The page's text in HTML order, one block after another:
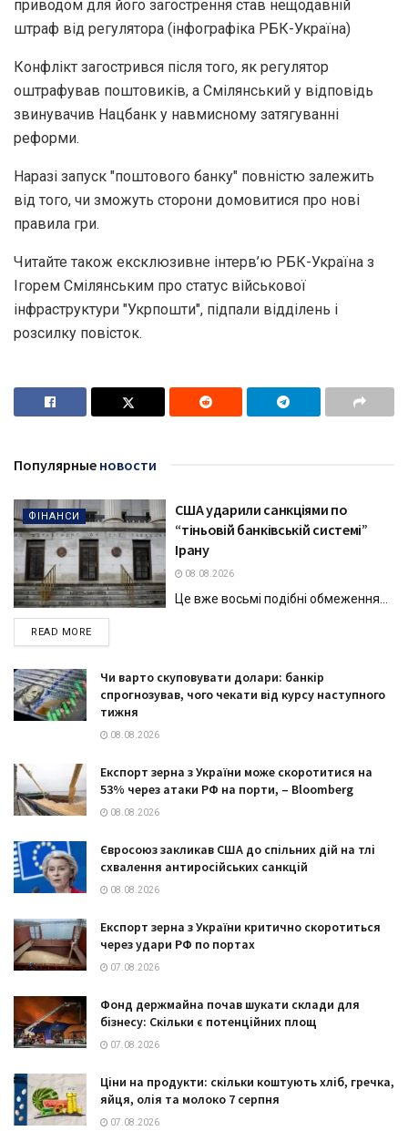
приводом для його загострення став нещодавній
штраф від регулятора (інфографіка РБК-Україна)
Конфлікт загострився після того, як регулятор
оштрафував поштовиків, а Смілянський у відповідь
звинувачив Нацбанк у навмисному затягуванні
реформи.
Наразі запуск "поштового банку" повністю залежить
від того, чи зможуть сторони домовитися про нові
правила гри.
Читайте також ексклюзивне інтерв’ю РБК-Україна з
Ігорем Смілянським про статус військової
інфраструктури "Укрпошти", підпали відділень і
розсилку повісток.
Популярные новости
ФІНАНСИ
США ударили санкціями по
“тіньовій банківській системі”
Ірану
08.08.2026
Це вже восьмі подібні обмеження...
READ MOREDETAILS
Чи варто скуповувати долари: банкір
спрогнозував, чого чекати від курсу наступного
тижня
08.08.2026
Експорт зерна з України може скоротитися на
53% через атаки РФ на порти, – Bloomberg
08.08.2026
Євросоюз закликав США до спільних дій на тлі
схвалення антиросійських санкцій
08.08.2026
Експорт зерна з України критично скоротиться
через удари РФ по портах
07.08.2026
Фонд держмайна почав шукати склади для
бізнесу: Скільки є потенційних площ
07.08.2026
Ціни на продукти: скільки коштують хліб, гречка,
яйця, олія та молоко 7 серпня
07.08.2026